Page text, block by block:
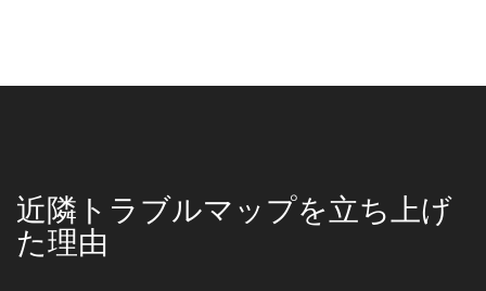
近隣トラブルマップを立ち上げ
た理由